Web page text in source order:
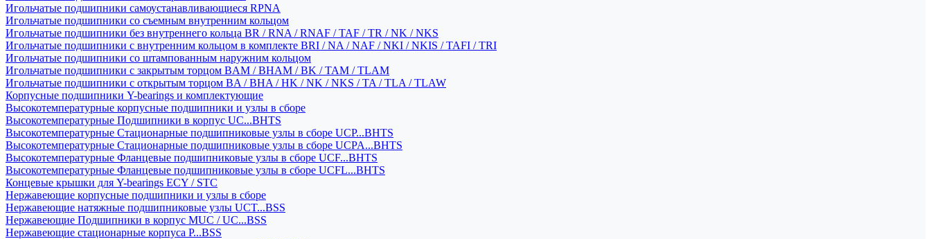
Игольчатые подшипники самоустанавливающиеся RPNA
Игольчатые подшипники со съемным внутренним кольцом
Игольчатые подшипники без внутреннего кольца BR / RNA / RNAF / TAF / TR / NK / NKS
Игольчатые подшипники с внутренним кольцом в комплекте BRI / NA / NAF / NKI / NKIS / TAFI / TRI
Игольчатые подшипники со штампованным наружним кольцом
Игольчатые подшипники с закрытым торцом BAM / BHAM / BK / TAM / TLAM
Игольчатые подшипники с открытым торцом BA / BHA / HK / NK / NKS / TA / TLA / TLAW
Корпусные подшипники Y-bearings и комплектующие
Высокотемпературные корпусные подшипники и узлы в сборе
Высокотемпературные Подшипники в корпус UC...BHTS
Высокотемпературные Стационарные подшипниковые узлы в сборе UCP...BHTS
Высокотемпературные Стационарные подшипниковые узлы в сборе UCPA...BHTS
Высокотемпературные Фланцевые подшипниковые узлы в сборе UCF...BHTS
Высокотемпературные Фланцевые подшипниковые узлы в сборе UCFL...BHTS
Концевые крышки для Y-bearings ECY / STC
Нержавеющие корпусные подшипники и узлы в сборе
Нержавеющие натяжные подшипниковые узлы UCT...BSS
Нержавеющие Подшипники в корпус MUC / UC...BSS
Нержавеющие стационарные корпуса P...BSS